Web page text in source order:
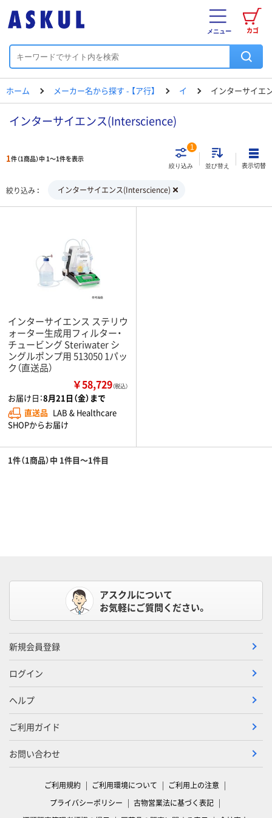
カゴ
メニュー
ホーム メーカー名から探す - 【ア行】 イ インターサイエ
インターサイエンス(Interscience)
1件（1商品）中 1～1件を表示
絞り込み
1
並び替え 表示切替
絞り込み インターサイエンス(Interscience)
インターサイエンス ステリウ
ォーター生成用フィルター・
チュービング Steriwater シ
ングルポンプ用 513050 1パッ
ク（直送品）
￥58,729（税込）
お届け日：8月21日（金）まで
直送品 LAB & Healthcare
SHOPからお届け
1件（1商品）中 1件目～1件目
アスクルについて
お気軽にご質問ください。
新規会員登録
ログイン
ヘルプ
ご利用ガイド
お問い合わせ
ご利用規約 ご利用環境について
ご利用上の注意
プライバシーポリシー
古物営業法に基づく表記